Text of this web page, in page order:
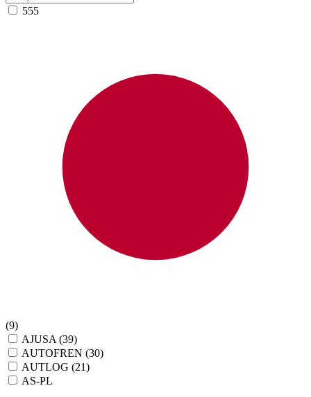
555
(9)
AJUSA (39)
AUTOFREN (30)
AUTLOG (21)
AS-PL